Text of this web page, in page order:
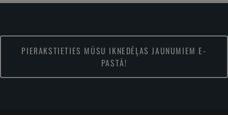
PIERAKSTIETIES MŪSU IKNEDĒĻAS JAUNUMIEM E-
PASTĀ!